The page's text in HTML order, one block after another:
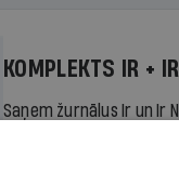
KOMPLEKTS IR +
Saņem žurnālus Ir un Ir
pilnu piekļuvi portāla